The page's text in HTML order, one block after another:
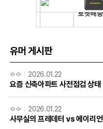
유머 게시판
ㅇㅇ 2026.01.22
요즘 신축아파트 사전점검 상태
ㅇㅇ 2026.01.22
사무실의 프레데터 vs 에이리언